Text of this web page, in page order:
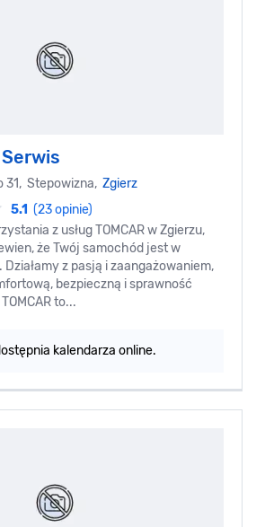
31, Stepowizna, Zgierz
5.1 (23 opinie)
z usług TOMCAR w Zgierzu,
że Twój samochód jest w
z pasją i zaangażowaniem,
bezpieczną i sprawność
to...
kalendarza online.